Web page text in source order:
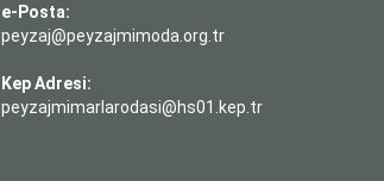
e-Posta:
peyzaj@peyzajmimoda.org.tr
Kep Adresi:
peyzajmimarlarodasi@hs01.kep.tr